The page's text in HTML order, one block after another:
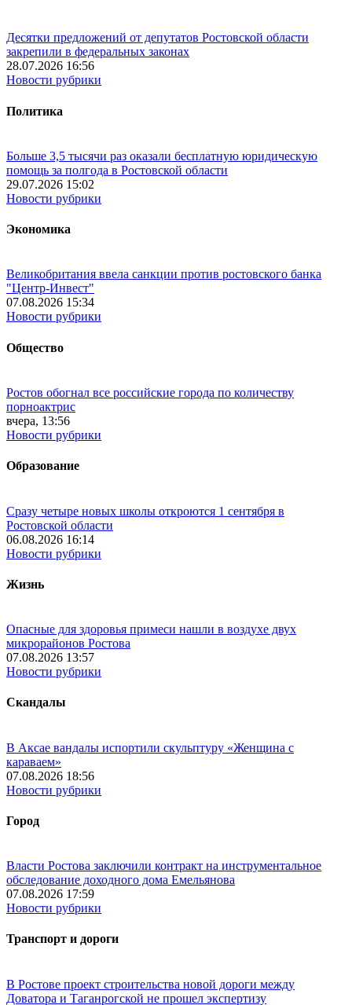
Десятки предложений от депутатов Ростовской области
закрепили в федеральных законах
28.07.2026 16:56
Новости рубрики
Политика
Больше 3,5 тысячи раз оказали бесплатную юридическую
помощь за полгода в Ростовской области
29.07.2026 15:02
Новости рубрики
Экономика
Великобритания ввела санкции против ростовского банка
"Центр-Инвест"
07.08.2026 15:34
Новости рубрики
Общество
Ростов обогнал все российские города по количеству
порноактрис
вчера, 13:56
Новости рубрики
Образование
Сразу четыре новых школы откроются 1 сентября в
Ростовской области
06.08.2026 16:14
Новости рубрики
Жизнь
Опасные для здоровья примеси нашли в воздухе двух
микрорайонов Ростова
07.08.2026 13:57
Новости рубрики
Скандалы
В Аксае вандалы испортили скульптуру «Женщина с
караваем»
07.08.2026 18:56
Новости рубрики
Город
Власти Ростова заключили контракт на инструментальное
обследование доходного дома Емельянова
07.08.2026 17:59
Новости рубрики
Транспорт и дороги
В Ростове проект строительства новой дороги между
Доватора и Таганрогской не прошел экспертизу